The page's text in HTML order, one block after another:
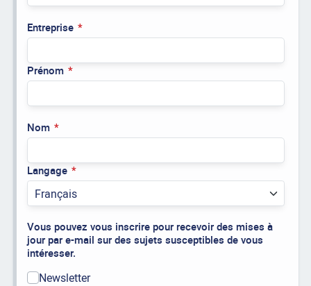
Entreprise
Prénom
Nom
Langage
Vous pouvez vous inscrire pour recevoir des mises à
jour par e-mail sur des sujets susceptibles de vous
intéresser.
Newsletter